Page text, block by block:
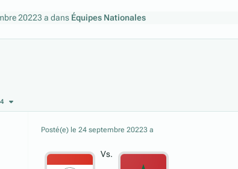
20223 a dans Équipes Nationales
Posté(e) le 24 septembre 20223 a
Vs.